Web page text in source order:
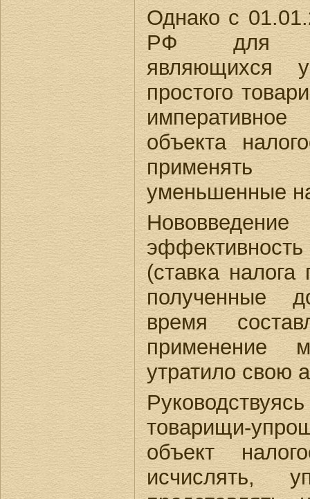
Однако с
РФ для
являющихся
простого
объекта
применять
уменьшенные
(ставка налога
полученные
время
утратило свою
товарищи-
объект
исчислять,